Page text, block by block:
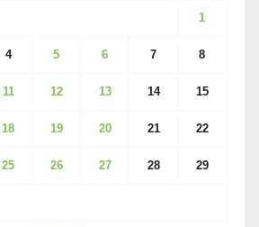
1
4 5 6 7 8
11 12 13 14 15
18 19 20 21 22
25 26 27 28 29